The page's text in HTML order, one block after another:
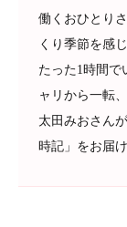
働くおひとり
くり季節を感
たった1時間
ャリから一転
太田みおさん
時記」をお届け